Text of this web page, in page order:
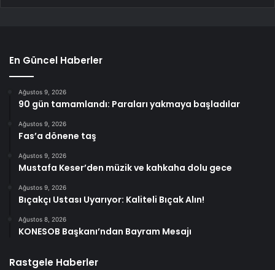
En Güncel Haberler
Ağustos 9, 2026
90 gün tamamlandı: Paraları yakmaya başladılar
Ağustos 9, 2026
Fas’a dönene taş
Ağustos 9, 2026
Mustafa Keser’den müzik ve kahkaha dolu gece
Ağustos 9, 2026
Bıçakçı Ustası Uyarıyor: Kaliteli Bıçak Alın!
Ağustos 8, 2026
KONESOB Başkanı’ndan Bayram Mesajı
Rastgele Haberler